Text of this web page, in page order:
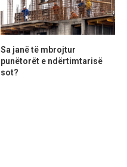
Sa janë të mbrojtur
punëtorët e ndërtimtarisë
sot?